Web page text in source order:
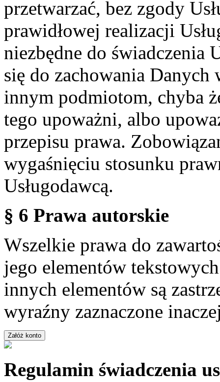
przetwarzać, bez zgody
prawidłowej realizacji
niezbędne do świadczenia
się do zachowania
innym podmiotom, chyba
tego upoważni, albo
przepisu prawa.
wygaśnięciu stosunku
Usługodawcą.
§ 6 Prawa autorskie
Wszelkie prawa do
jego elementów
innych elementów są
wyraźny zaznaczone
Regulamin świadczenia